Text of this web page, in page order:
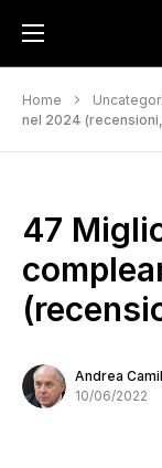
Home
nel 2024
47
Andrea
10/06/2022